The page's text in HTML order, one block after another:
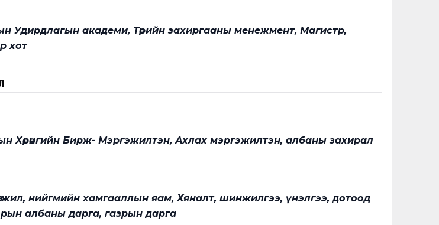
Удирдлагын академи, Төрийн захиргааны менежмент, Магистр,
хот
Хөрөнгийн Бирж- Мэргэжилтэн, Ахлах мэргэжилтэн, албаны захирал
нийгмийн хамгааллын яам, Хяналт, шинжилгээ, үнэлгээ, дотоод
албаны дарга, газрын дарга